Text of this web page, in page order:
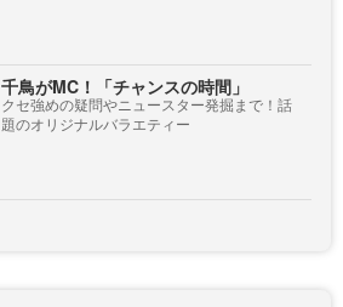
千鳥がMC！「チャンスの時間」
クセ強めの疑問やニュースター発掘まで！話
題のオリジナルバラエティー